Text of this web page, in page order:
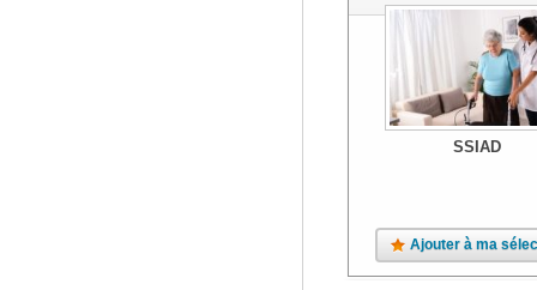
SSIAD
Ajouter à ma